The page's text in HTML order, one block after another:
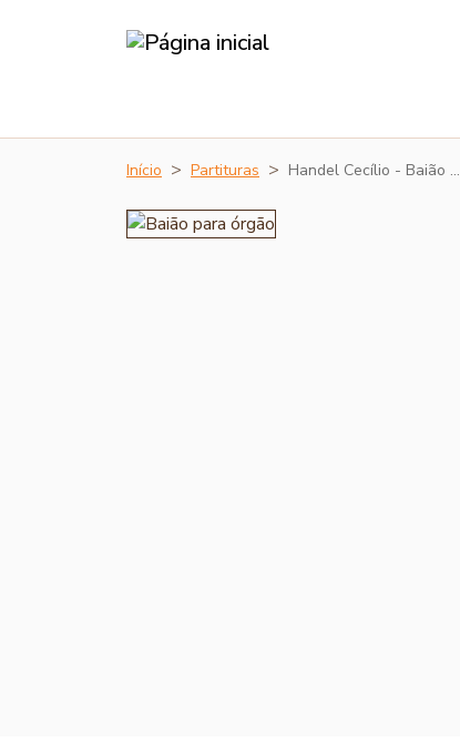
Início Partituras Handel Cecílio - Baião …